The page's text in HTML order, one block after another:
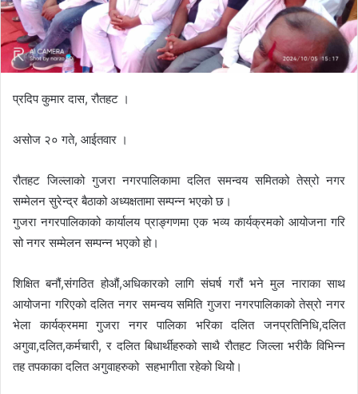
प्रदिप कुमार दास, रौतहट ।
असोज २० गते, आईतवार ।
रौतहट जिल्लाको गुजरा नगरपालिकामा दलित समन्वय समितको तेस्रो नगर
सम्मेलन सुरेन्द्र बैठाको अध्यक्षतामा सम्पन्न भएको छ।
गुजरा नगरपालिकाको कार्यालय प्राङ्गणमा एक भव्य कार्यक्रमको आयोजना गरि
सो नगर सम्मेलन सम्पन्न भएको हो।
शिक्षित बनौं,संगठित होऔं,अधिकारको लागि संघर्ष गरौं भने मुल नाराका साथ
आयोजना गरिएको दलित नगर समन्वय समिति गुजरा नगरपालिकाको तेस्रो नगर
भेला कार्यक्रममा गुजरा नगर पालिका भरिका दलित जनप्रतिनिधि,दलित
अगुवा,दलित,कर्मचारी, र दलित बिधार्थीहरुको साथै रौतहट जिल्ला भरीकै विभिन्न
तह तपकाका दलित अगुवाहरुको सहभागीता रहेको थियोे।